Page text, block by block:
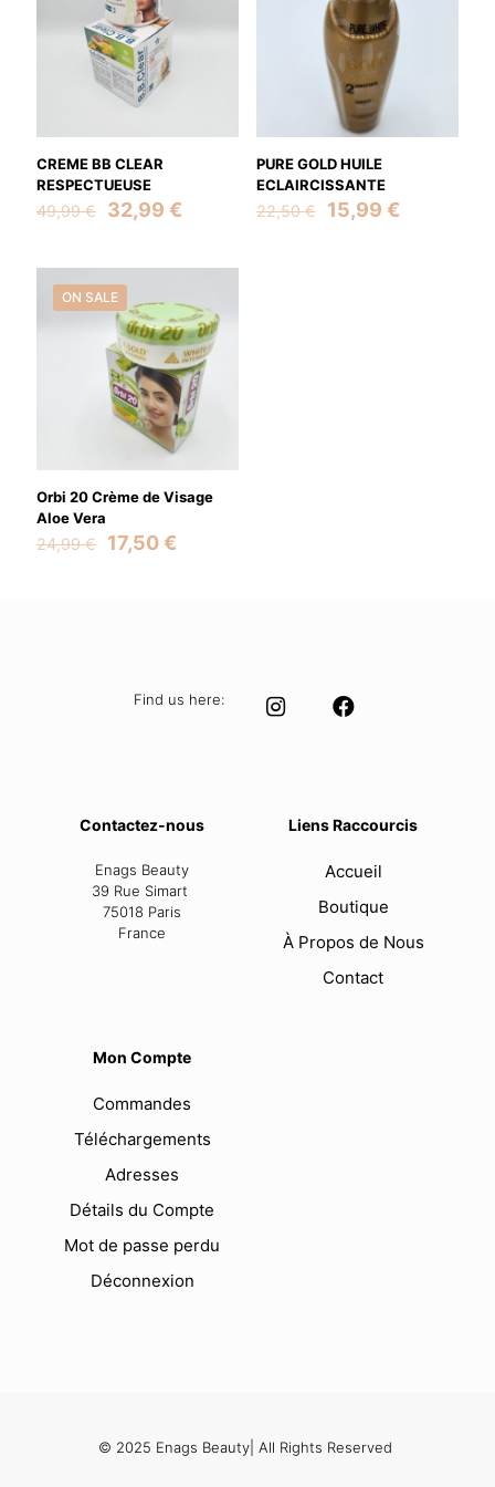
CREME BB CLEAR
RESPECTUEUSE
49,99€
Original
49,99 €.
32,99 €
32,99 €.
PURE GOLD HUILE
ECLAIRCISSANTE
22,50€
Original
15,99 €Current
ON SALE
Orbi 20 Crème de Visage
Aloe Vera
24,99€
Original
17,50€
Find us here:
Contactez-nous
Enags Beauty
39 Rue Simart
75018 Paris
France
Liens Raccourcis
Accueil
Boutique
À Propos de Nous
Contact
Mon Compte
Commandes
Téléchargements
Adresses
Détails du Compte
Mot de passe perdu
Déconnexion
© 2025 Enags Beauty| All Rights Reserved